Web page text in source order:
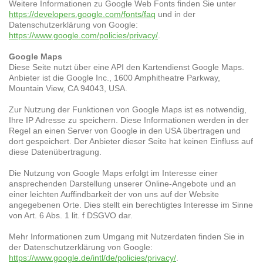
Weitere Informationen zu Google Web Fonts finden Sie unter
https://developers.google.com/fonts/faq und in der
Datenschutzerklärung von Google:
https://www.google.com/policies/privacy/
Google Maps
Diese Seite nutzt über eine API den Kartendienst Google Maps.
Anbieter ist die Google Inc., 1600 Amphitheatre Parkway,
Mountain View, CA 94043, USA.
Zur Nutzung der Funktionen von Google Maps ist es notwendig,
Ihre IP Adresse zu speichern. Diese Informationen werden in der
Regel an einen Server von Google in den USA übertragen und
dort gespeichert. Der Anbieter dieser Seite hat keinen Einfluss auf
diese Datenübertragung.
Die Nutzung von Google Maps erfolgt im Interesse einer
ansprechenden Darstellung unserer Online-Angebote und an
einer leichten Auffindbarkeit der von uns auf der Website
angegebenen Orte. Dies stellt ein berechtigtes Interesse im Sinne
von Art. 6 Abs. 1 lit. f DSGVO dar.
Mehr Informationen zum Umgang mit Nutzerdaten finden Sie in
der Datenschutzerklärung von Google:
https://www.google.de/intl/de/policies/privacy/